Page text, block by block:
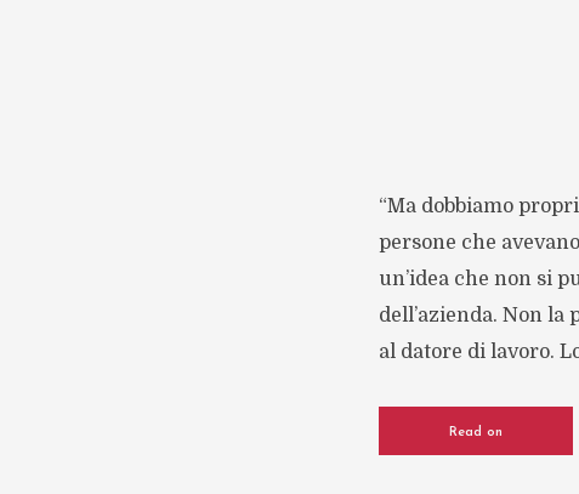
“Ma dobbiamo
persone che
un’idea che non si
dell’azienda. Non
al datore di lavoro.
Read on